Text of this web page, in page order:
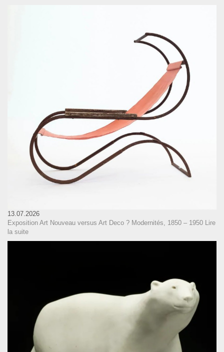
13.07.2026
Exposition Art Nouveau versus Art Deco ? Modernités, 1850 – 1950
Lire
la suite